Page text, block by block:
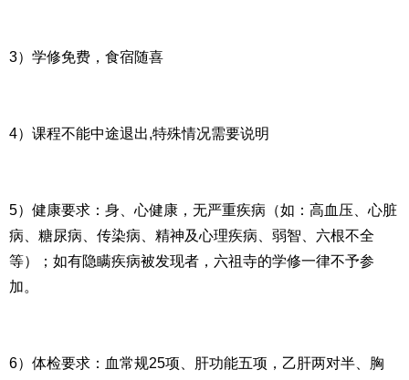
3）学修免费，食宿随喜
4）课程不能中途退出,特殊情况需要说明
5）健康要求：身、心健康，无严重疾病（如：高血压、心脏
病、糖尿病、传染病、精神及心理疾病、弱智、六根不全
等）；如有隐瞒疾病被发现者，六祖寺的学修一律不予参
加。
6）体检要求：血常规25项、肝功能五项，乙肝两对半、胸